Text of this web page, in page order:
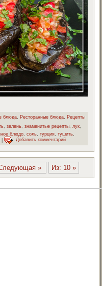
блюда Ресторанные блюда
Рецепты
,зелень ,знаменитые рецепты лук
блюдо ,соль ,турция ,тушить
| Добавить комментарий
» Из: 10 »